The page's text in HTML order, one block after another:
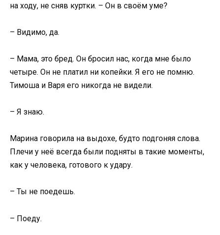
на ходу, не сняв куртки. – Он в своём уме?
– Видимо, да.
– Мама, это бред. Он бросил нас, когда мне было
четыре. Он не платил ни копейки. Я его не помню.
Тимоша и Варя его никогда не видели.
– Я знаю.
Марина говорила на выдохе, будто подгоняя слова.
Плечи у неё всегда были подняты в такие моменты,
как у человека, готового к удару.
– Ты не поедешь.
– Поеду.